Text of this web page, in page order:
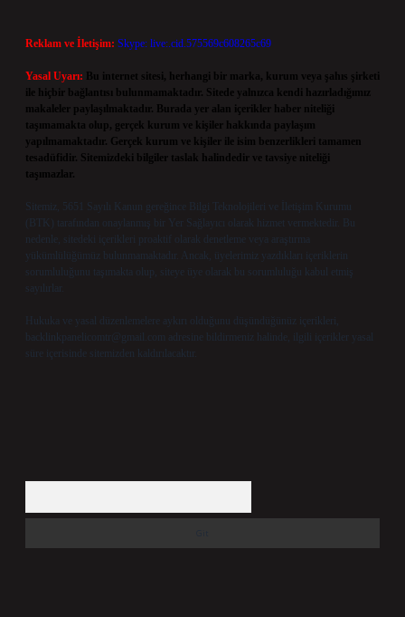
Reklam ve İletişim: Skype: live:.cid.575569c608265c69
Yasal Uyarı:
Bu internet sitesi, herhangi bir marka, kurum veya şahıs şirketi
ile hiçbir bağlantısı bulunmamaktadır. Sitede yalnızca kendi hazırladığımız
makaleler paylaşılmaktadır. Burada yer alan içerikler haber niteliği
taşımamakta olup, gerçek kurum ve kişiler hakkında paylaşım
yapılmamaktadır. Gerçek kurum ve kişiler ile isim benzerlikleri tamamen
tesadüfidir. Sitemizdeki bilgiler taslak halindedir ve tavsiye niteliği
taşımazlar.
Sitemiz, 5651 Sayılı Kanun gereğince Bilgi Teknolojileri ve İletişim Kurumu
(BTK) tarafından onaylanmış bir Yer Sağlayıcı olarak hizmet vermektedir. Bu
nedenle, sitedeki içerikleri proaktif olarak denetleme veya araştırma
yükümlülüğümüz bulunmamaktadır. Ancak, üyelerimiz yazdıkları içeriklerin
sorumluluğunu taşımakta olup, siteye üye olarak bu sorumluluğu kabul etmiş
sayılırlar.
Hukuka ve yasal düzenlemelere aykırı olduğunu düşündüğünüz içerikleri,
backlinkpanelicomtr@gmail.com adresine bildirmeniz halinde, ilgili içerikler yasal
süre içerisinde sitemizden kaldırılacaktır.